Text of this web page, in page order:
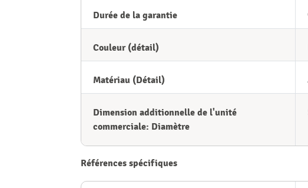
Durée de la garantie
Couleur (détail)
Matériau (Détail)
Dimension additionnelle de l'unité
commerciale: Diamètre
Références spécifiques